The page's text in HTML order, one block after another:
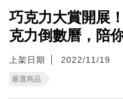
巧克力大賞開展
克力倒數曆，陪
上架日期 2022/11/19
嚴選商品